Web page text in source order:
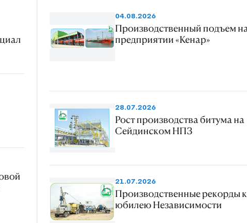
04.08.2026
Производственный подъем
предприятии «Кенар»
28.07.2026
Рост производства битума на
Сейдинском НПЗ
21.07.2026
Производственные рекорды к
юбилею Независимости